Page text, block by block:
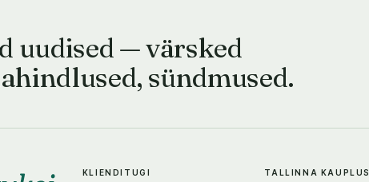
uudised — värsked
sündmused.
KLIENDITUGI TALLINNA KAUPLUS